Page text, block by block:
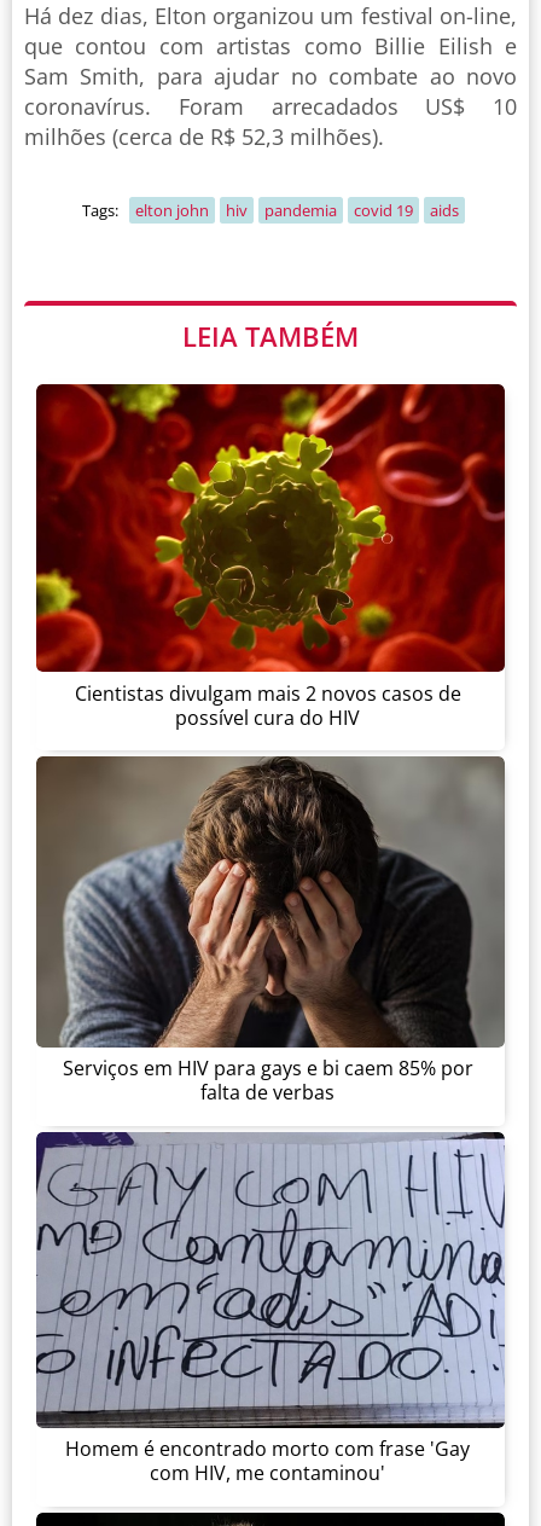
Há dez dias, Elton organizou um festival on-line,
que contou com artistas como Billie Eilish e
Sam Smith, para ajudar no combate ao novo
coronavírus. Foram arrecadados US$ 10
milhões (cerca de R$ 52,3 milhões).
Tags: elton john hiv pandemia covid 19 aids
LEIA TAMBÉM
Cientistas divulgam mais 2 novos casos de
possível cura do HIV
Serviços em HIV para gays e bi caem 85% por
falta de verbas
Homem é encontrado morto com frase 'Gay
com HIV, me contaminou'